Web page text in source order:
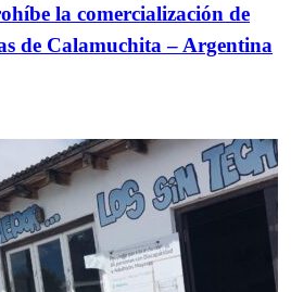
la comercialización de
de Calamuchita – Argentina